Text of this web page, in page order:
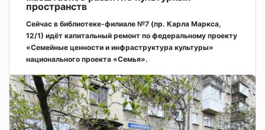
пространств
Сейчас в библиотеке-филиале №7 (пр. Карла Маркса,
12/1) идёт капитальный ремонт по федеральному проекту
«Семейные ценности и инфраструктура культуры»
национального проекта «Семья».